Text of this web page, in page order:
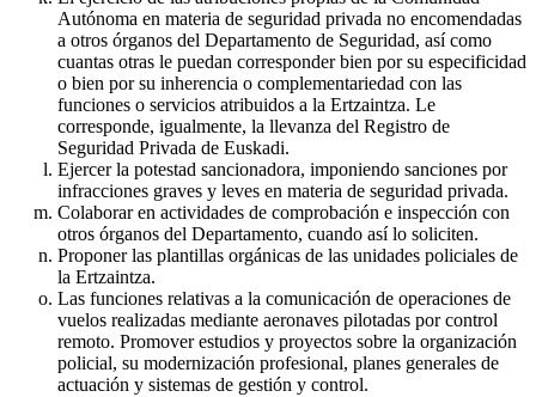
Autónoma en materia de seguridad privada no encomendadas
a otros órganos del Departamento de Seguridad, así como
cuantas otras le puedan corresponder bien por su especificidad
o bien por su inherencia o complementariedad con las
funciones o servicios atribuidos a la Ertzaintza. Le
corresponde, igualmente, la llevanza del Registro de
Seguridad Privada de Euskadi.
Ejercer la potestad sancionadora, imponiendo sanciones por
infracciones graves y leves en materia de seguridad privada.
Colaborar en actividades de comprobación e inspección con
otros órganos del Departamento, cuando así lo soliciten.
Proponer las plantillas orgánicas de las unidades policiales de
la Ertzaintza.
Las funciones relativas a la comunicación de operaciones de
vuelos realizadas mediante aeronaves pilotadas por control
remoto. Promover estudios y proyectos sobre la organización
policial, su modernización profesional, planes generales de
actuación y sistemas de gestión y control.